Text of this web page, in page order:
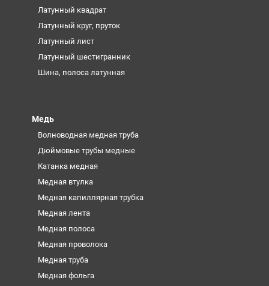
Латунный квадрат
Латунный круг, пруток
Латунный лист
Латунный шестигранник
Шина, полоса латунная
Медь
Волноводная медная труба
Дюймовые трубы медные
Катанка медная
Медная втулка
Медная капиллярная трубка
Медная лента
Медная полоса
Медная проволока
Медная труба
Медная фольга